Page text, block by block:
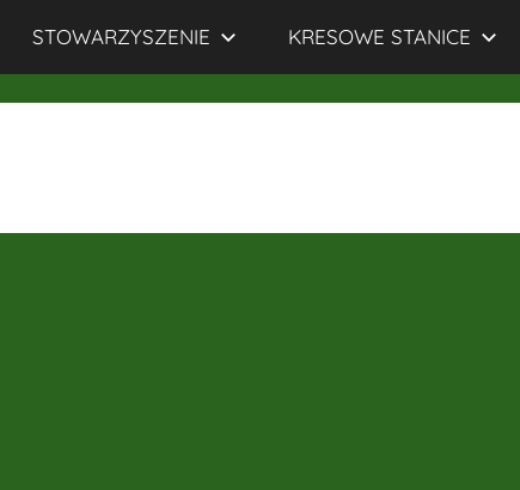
STOWARZYSZENIE KRESOWE STANICE